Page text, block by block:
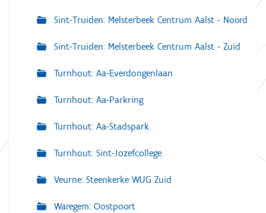
Sint-Truiden: Melsterbeek Centrum Aalst - Noord
Sint-Truiden: Melsterbeek Centrum Aalst - Zuid
Turnhout: Aa-Everdongenlaan
Turnhout: Aa-Parkring
Turnhout: Aa-Stadspark
Turnhout: Sint-Jozefcollege
Veurne: Steenkerke WUG Zuid
Waregem: Oostpoort